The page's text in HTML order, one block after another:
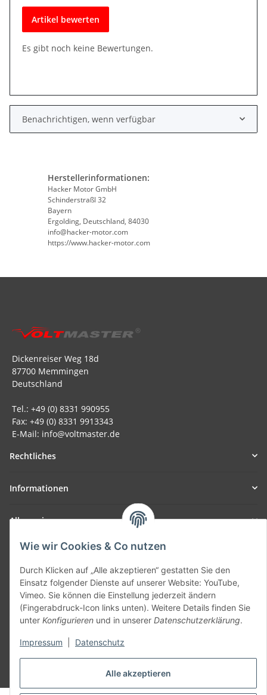
Alle akzeptieren
Wie wir Cookies & Co nutzen
Durch Klicken auf „Alle akzeptieren“ gestatten Sie den
Einsatz folgender Dienste auf unserer Website: YouTube,
Vimeo. Sie können die Einstellung jederzeit ändern
(Fingerabdruck-Icon links unten). Weitere Details finden Sie
unter Konfigurieren und in unserer Datenschutzerklärung.
Impressum Datenschutz
Artikel bewerten
Es gibt noch keine Bewertungen.
Benachrichtigen, wenn verfügbar
Herstellerinformationen:
Hacker Motor GmbH
Schinderstraßl 32
Bayern
Ergolding, Deutschland, 84030
info@hacker-motor.com
https://www.hacker-motor.com
Dickenreiser Weg 18d
87700 Memmingen
Deutschland
Tel.: +49 (0) 8331 990955
Fax: +49 (0) 8331 9913343
E-Mail: info@voltmaster.de
Rechtliches
Informationen
Allgemein
Teil unseres Netzwerks:
SmoliTec - Safety. Simplified. Worldwide. ( B2B Shop )
Vertrag widerrufen
* Alle Preise inkl. gesetzlicher USt., zzgl.Versand